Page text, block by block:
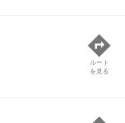
ルート
を見る